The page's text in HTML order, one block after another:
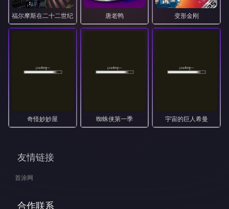
福尔摩斯在二十二世纪 唐老鸭 变形金刚
奇怪妙妙屋 蜘蛛侠第一季 宇宙的巨人希曼
友情链接
首涂网
合作联系